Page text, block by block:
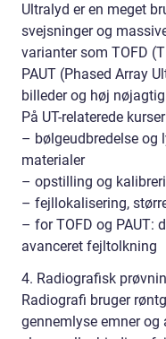
Ultralyd er en meget
svejsninger og
varianter som TOFD
PAUT (Phased Array
billeder og høj
På UT-relaterede
– bølgeudbredelse og
materialer
– opstilling og
– fejllokalisering,
– for TOFD og PAUT:
avanceret fejltolkning
4. Radiografisk
Radiografi bruger
gennemlyse emner